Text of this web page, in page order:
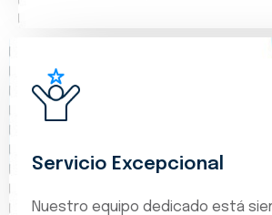
Servicio Excepcional
Nuestro equipo dedicado está